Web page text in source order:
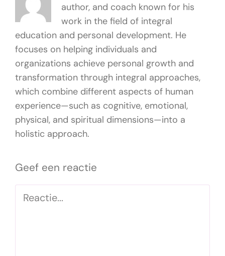
author, and coach known for his
work in the field of integral
education and personal development. He
focuses on helping individuals and
organizations achieve personal growth and
transformation through integral approaches,
which combine different aspects of human
experience—such as cognitive, emotional,
physical, and spiritual dimensions—into a
holistic approach.
Geef een reactie
Reactie